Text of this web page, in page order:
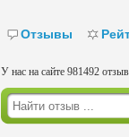
Отзывы
У нас на сайте 981492